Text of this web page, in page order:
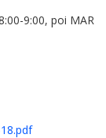
9:00, poi MAR